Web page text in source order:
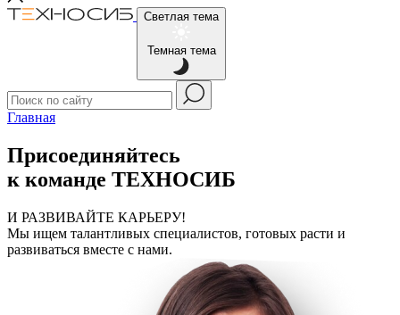
Светлая тема
Темная тема
Главная
Присоединяйтесь
к команде ТЕХНОСИБ
И РАЗВИВАЙТЕ КАРЬЕРУ!
Мы ищем талантливых специалистов, готовых расти и
развиваться вместе с нами.